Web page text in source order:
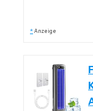
* Anzeige